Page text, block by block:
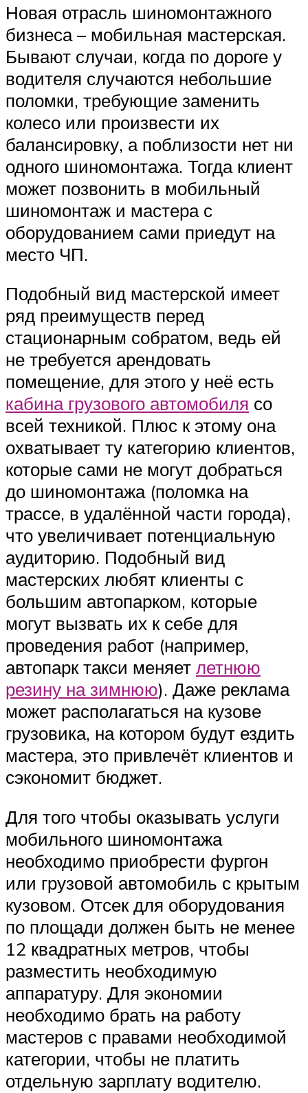
Новая отрасль шиномонтажного
бизнеса – мобильная мастерская.
Бывают случаи, когда по дороге у
водителя случаются небольшие
поломки, требующие заменить
колесо или произвести их
балансировку, а поблизости нет ни
одного шиномонтажа. Тогда клиент
может позвонить в мобильный
шиномонтаж и мастера с
оборудованием сами приедут на
место ЧП.
Подобный вид мастерской имеет
ряд преимуществ перед
стационарным собратом, ведь ей
не требуется арендовать
помещение, для этого у неё есть
кабина грузового автомобиля со
всей техникой. Плюс к этому она
охватывает ту категорию клиентов,
которые сами не могут добраться
до шиномонтажа (поломка на
трассе, в удалённой части города),
что увеличивает потенциальную
аудиторию. Подобный вид
мастерских любят клиенты с
большим автопарком, которые
могут вызвать их к себе для
проведения работ (например,
автопарк такси меняет летнюю
резину на зимнюю). Даже реклама
может располагаться на кузове
грузовика, на котором будут ездить
мастера, это привлечёт клиентов и
сэкономит бюджет.
Для того чтобы оказывать услуги
мобильного шиномонтажа
необходимо приобрести фургон
или грузовой автомобиль с крытым
кузовом. Отсек для оборудования
по площади должен быть не менее
12 квадратных метров, чтобы
разместить необходимую
аппаратуру. Для экономии
необходимо брать на работу
мастеров с правами необходимой
категории, чтобы не платить
отдельную зарплату водителю.